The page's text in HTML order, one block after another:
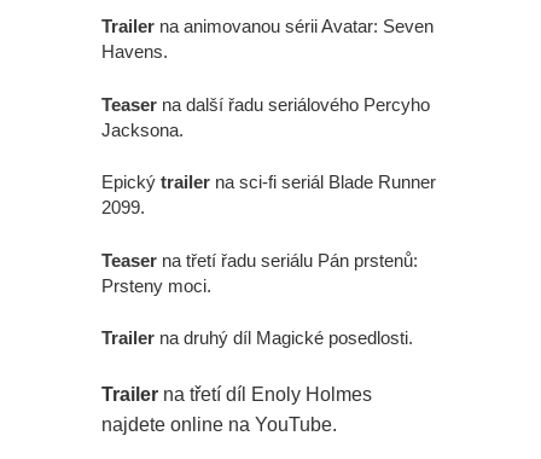
Trailer na animovanou sérii Avatar: Seven
Havens.
Teaser na další řadu seriálového Percyho
Jacksona.
Epický trailer na sci-fi seriál Blade Runner
2099.
Teaser na třetí řadu seriálu Pán prstenů:
Prsteny moci.
Trailer na druhý díl Magické posedlosti.
Trailer na třetí díl Enoly Holmes
najdete online na YouTube.